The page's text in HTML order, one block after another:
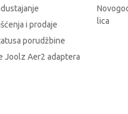
i prodaje
porudžbine
Joolz Aer2 adaptera
lica